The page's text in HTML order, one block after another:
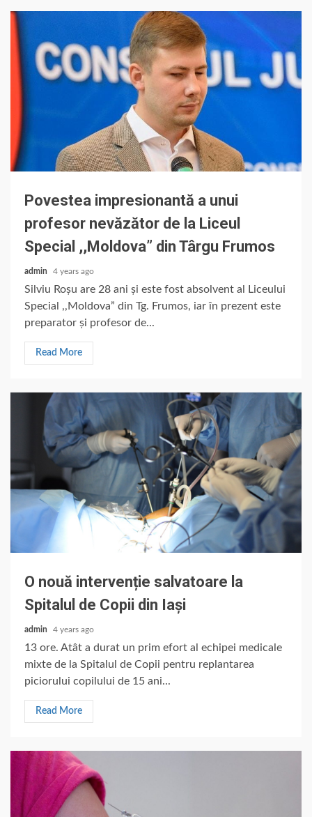
Povestea impresionantă a unui
profesor nevăzător de la Liceul
Special ,,Moldova” din Târgu Frumos
admin 4 years ago
Silviu Roșu are 28 ani și este fost absolvent al Liceului
Special ,,Moldova” din Tg. Frumos, iar în prezent este
preparator și profesor de...
Read More
O nouă intervenție salvatoare la
Spitalul de Copii din Iași
admin 4 years ago
13 ore. Atât a durat un prim efort al echipei medicale
mixte de la Spitalul de Copii pentru replantarea
piciorului copilului de 15 ani...
Read More